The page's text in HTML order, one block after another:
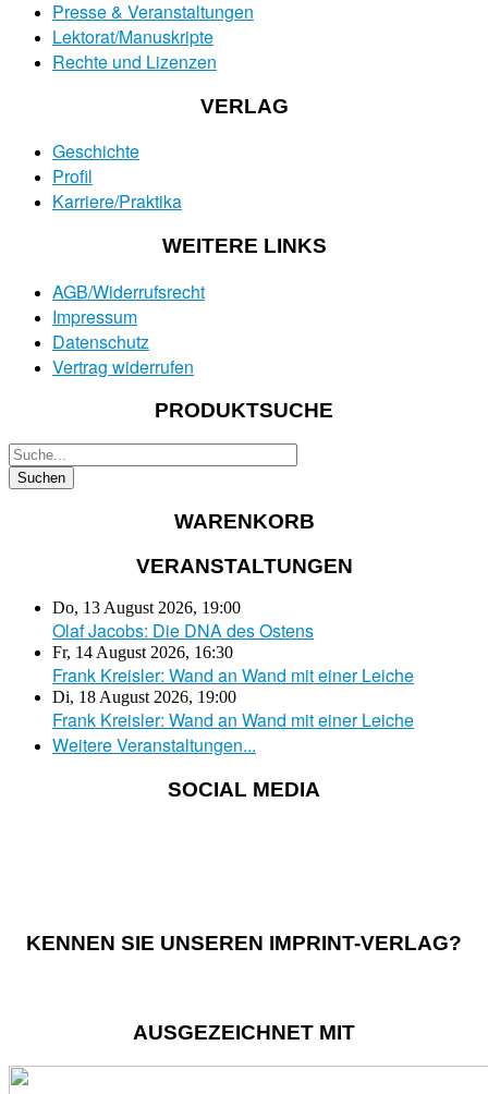
Presse & Veranstaltungen
Lektorat/Manuskripte
Rechte und Lizenzen
VERLAG
Geschichte
Profil
Karriere/Praktika
WEITERE LINKS
AGB/Widerrufsrecht
Impressum
Datenschutz
Vertrag widerrufen
PRODUKTSUCHE
WARENKORB
VERANSTALTUNGEN
Do, 13 August 2026, 19:00
Olaf Jacobs: Die DNA des Ostens
Fr, 14 August 2026, 16:30
Frank Kreisler: Wand an Wand mit einer Leiche
Di, 18 August 2026, 19:00
Frank Kreisler: Wand an Wand mit einer Leiche
Weitere Veranstaltungen...
SOCIAL MEDIA
KENNEN SIE UNSEREN IMPRINT-VERLAG?
AUSGEZEICHNET MIT